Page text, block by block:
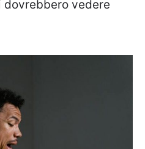
dovrebbero vedere